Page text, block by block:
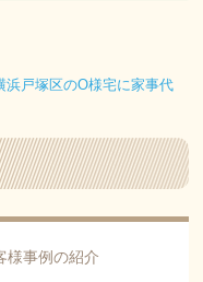
浜戸塚区のO様宅に家事代
様事例の紹介